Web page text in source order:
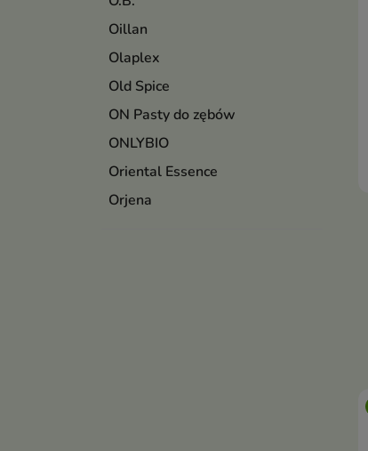
Oillan
Olaplex
Old Spice
ON Pasty do zębów
ONLYBIO
Oriental Essence
Orjena